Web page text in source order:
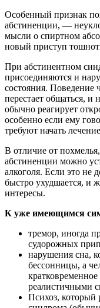
Особенный признак
абстиненции, —
мысли о спиртном
новый приступ
При абстинентном
присоединяются и
состояния. Поведение
перестает общаться, и
обычно реагирует
особенно если ему
требуют начать
В отличие от
абстиненции можно
алкоголя. Если это не
быстро ухудшается, и
интересы.
К уже имеющимся
тремор, иногда
судорожных
нарушения сна,
бессонницы, а
реалистичными
Психоз, который